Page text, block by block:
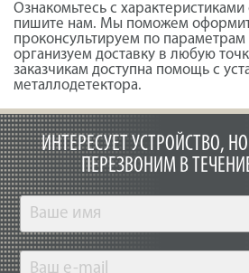
Ознакомьтесь с
пишите нам. Мы поможем
проконсультируем по параметрам
организуем доставку в любую
заказчикам доступна помощь с
металлодетектора.
ИНТЕРЕСУЕТ УСТРОЙСТВО,
ПЕРЕЗВОНИМ В